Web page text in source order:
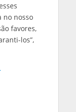
no nosso
favores,
los”,